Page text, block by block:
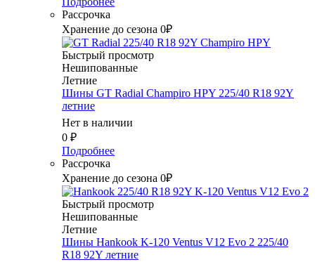
Рассрочка
Хранение до сезона 0₽
Быстрый просмотр
Нешипованные
Летние
Шины GT Radial Champiro HPY 225/40 R18 92Y
летние
Нет в наличии
0 ₽
Подробнее
Рассрочка
Хранение до сезона 0₽
Быстрый просмотр
Нешипованные
Летние
Шины Hankook K-120 Ventus V12 Evo 2 225/40
R18 92Y летние